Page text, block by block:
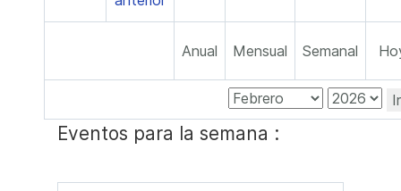
Anual Mensual Semanal
Eventos para la semana :